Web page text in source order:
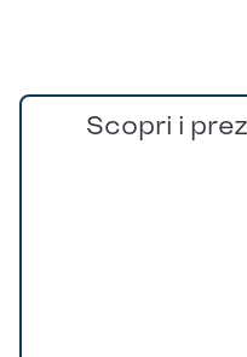
Scopri i